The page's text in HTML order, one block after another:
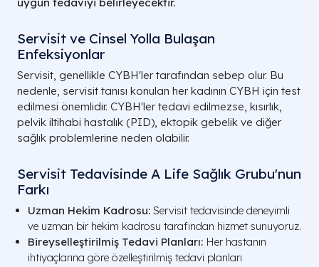
Servisit ve Cinsel Yolla Bulaşan
Enfeksiyonlar
Servisit, genellikle CYBH'ler tarafından sebep olur. Bu
nedenle, servisit tanısı konulan her kadının CYBH için test
edilmesi önemlidir. CYBH'ler tedavi edilmezse, kısırlık,
pelvik iltihabi hastalık (PID), ektopik gebelik ve diğer
sağlık problemlerine neden olabilir.
Servisit Tedavisinde A Life Sağlık Grubu'nun
Farkı
Uzman Hekim Kadrosu: Servisit tedavisinde deneyimli
ve uzman bir hekim kadrosu tarafından hizmet sunuyoruz.
Bireyselleştirilmiş Tedavi Planları: Her hastanın
ihtiyaçlarına göre özelleştirilmiş tedavi planları